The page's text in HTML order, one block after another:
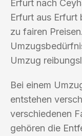
Erfurt nach
Erfurt aus Erfurt
zu fairen
Umzug
Bei einem
entstehen
verschiedenen
gehören die